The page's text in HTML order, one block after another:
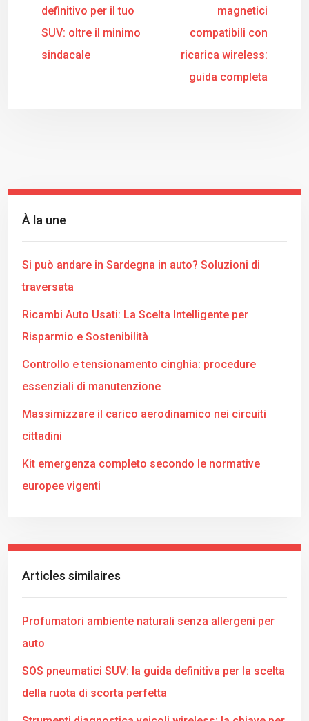
definitivo per il tuo
SUV: oltre il minimo
sindacale
magnetici
compatibili con
ricarica wireless:
guida completa
À la une
Si può andare in Sardegna in auto? Soluzioni di
traversata
Ricambi Auto Usati: La Scelta Intelligente per
Risparmio e Sostenibilità
Controllo e tensionamento cinghia: procedure
essenziali di manutenzione
Massimizzare il carico aerodinamico nei circuiti
cittadini
Kit emergenza completo secondo le normative
europee vigenti
Articles similaires
Profumatori ambiente naturali senza allergeni per
auto
SOS pneumatici SUV: la guida definitiva per la scelta
della ruota di scorta perfetta